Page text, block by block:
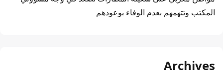
المكتب وتتهمهم بعدم الوفاء بوعودهم
Archives